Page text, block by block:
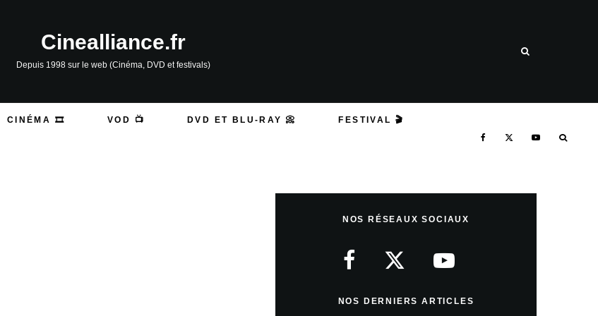
Cinealliance.fr
Depuis 1998 sur le web (Cinéma, DVD et festivals)
CINÉMA 🎞️ VOD 📺 DVD ET BLU-RAY 📀 FESTIVAL 🎬
NOS RÉSEAUX SOCIAUX
NOS DERNIERS ARTICLES